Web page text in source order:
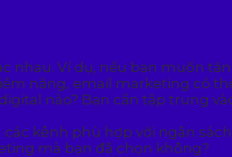
Ví dụ, nếu bạn muốn
năng, email marketing có
nào? Bạn cần tập trung
kênh phù hợp với ngân
mà bạn đã chọn không?